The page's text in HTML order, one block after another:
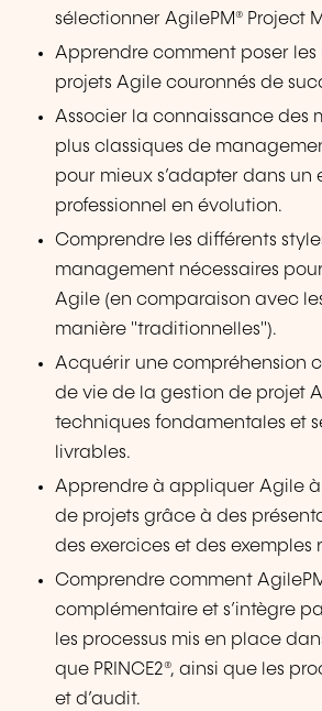
sélectionner AgilePM® Project
Apprendre comment poser les
projets Agile couronnés de
Associer la connaissance des
plus classiques de
pour mieux s’adapter dans un
professionnel en évolution.
Comprendre les différents
management nécessaires
Agile (en comparaison avec
manière "traditionnelles").
Acquérir une compréhension
de vie de la gestion de projet
techniques fondamentales et
livrables.
Apprendre à appliquer Agile à
de projets grâce à des
des exercices et des exemples
Comprendre comment
complémentaire et s’intègre
les processus mis en place
que PRINCE2®, ainsi que les
et d’audit.